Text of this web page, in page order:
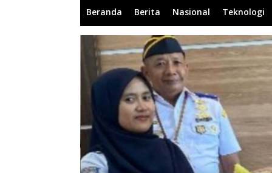
Beranda Berita Nasional Teknologi